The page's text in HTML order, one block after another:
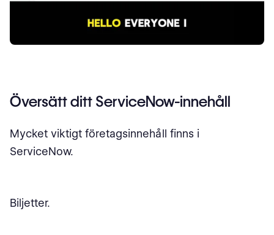
Översätt ditt ServiceNow-innehåll
Mycket viktigt företagsinnehåll finns i
ServiceNow.
Biljetter.